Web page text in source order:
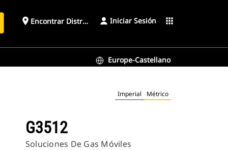
place Encontrar Distribuidor Iniciar Sesión apps
Europe-Castellano
Imperial Métrico
G3512
Soluciones De Gas Móviles